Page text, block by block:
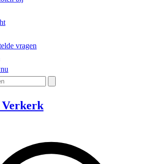
vragen